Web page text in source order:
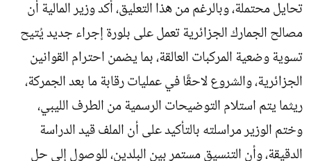
تحايل محتملة، وبالرغم من هذا التعليق، أكد وزير المالية أن
مصالح الجمارك الجزائرية تعمل على بلورة إجراء جديد يُتيح
تسوية وضعية المركبات العالقة، بما يضمن احترام القوانين
الجزائرية، والشروع لاحقًا في عمليات رقابة ما بعد الجمركة،
ريثما يتم استلام التوضيحات الرسمية من الطرف الليبي،
وختم الوزير مراسلته بالتأكيد على أن الملف قيد الدراسة
الدقيقة، وأن التنسيق مستمر بين البلدين، للوصول إلى حل